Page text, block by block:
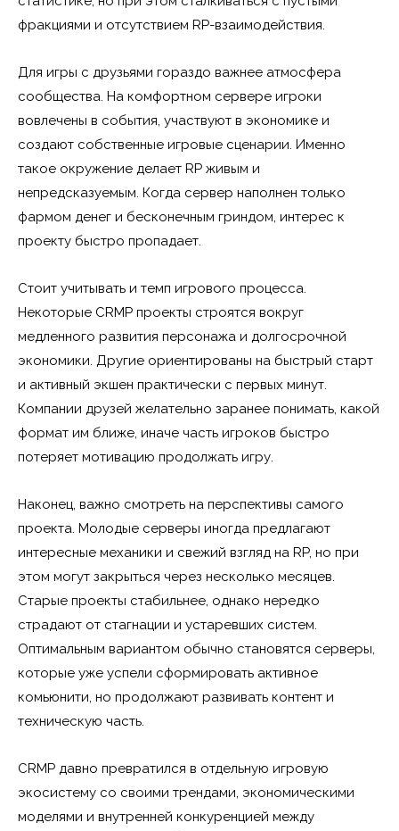
фракциями и отсутствием RP-взаимодействия.
Для игры с друзьями гораздо важнее атмосфера
сообщества. На комфортном сервере игроки
вовлечены в события, участвуют в экономике и
создают собственные игровые сценарии. Именно
такое окружение делает RP живым и
непредсказуемым. Когда сервер наполнен только
фармом денег и бесконечным гриндом, интерес к
проекту быстро пропадает.
Стоит учитывать и темп игрового процесса.
Некоторые CRMP проекты строятся вокруг
медленного развития персонажа и долгосрочной
экономики. Другие ориентированы на быстрый старт
и активный экшен практически с первых минут.
Компании друзей желательно заранее понимать, какой
формат им ближе, иначе часть игроков быстро
потеряет мотивацию продолжать игру.
Наконец, важно смотреть на перспективы самого
проекта. Молодые серверы иногда предлагают
интересные механики и свежий взгляд на RP, но при
этом могут закрыться через несколько месяцев.
Старые проекты стабильнее, однако нередко
страдают от стагнации и устаревших систем.
Оптимальным вариантом обычно становятся серверы,
которые уже успели сформировать активное
комьюнити, но продолжают развивать контент и
техническую часть.
CRMP давно превратился в отдельную игровую
экосистему со своими трендами, экономическими
моделями и внутренней конкуренцией между